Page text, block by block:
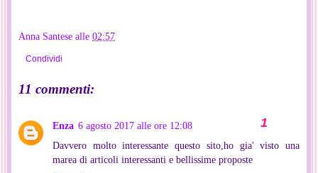
Anna Santese alle 02:57
Condividi
11 commenti:
Enza 6 agosto 2017 alle ore 12:08
Davvero molto interessante questo sito,ho gia' visto una
marea di articoli interessanti e bellissime proposte